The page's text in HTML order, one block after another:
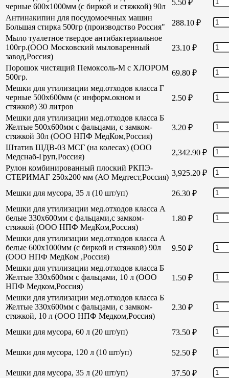
черные 600х1000мм (с биркой и стяжкой) 90л
5.50 ₽
Антинакипин для посудомоечных машин
Большая стирка 500гр (производство Россия"
288.10 ₽
Мыло туалетное твердое антибактериальное
100гр.(ООО Московский мыловаренный
завод,Россия)
23.10 ₽
Порошок чистящий Пемоксоль-М с ХЛОРОМ
500гр.
69.80 ₽
Мешки для утилизации мед.отходов класса Г
черные 500х600мм (с информ.окном и
стяжкой) 30 литров
2.50 ₽
Мешки для утилизации мед.отходов класса Б
Желтые 500х600мм с фальцами, с замком-
стяжкой 30л (ООО НПФ МедКом,Россия)
3.20 ₽
Штатив ШДВ-03 МСГ (на колесах) (ООО
Медснаб-Груп,Россия)
2,342.90 ₽
Рулон комбинированный плоский РКПЭ-
СТЕРИМАГ 250х200 мм (АО Медтест,Россия) 3,925.20 ₽
Мешки для мусора, 35 л (10 шт/уп) 26.30 ₽
Мешки для утилизации мед.отходов класса А
белые 330х600мм с фальцами,с замком-
стяжкой (ООО НПФ МедКом,Россия)
1.80 ₽
Мешки для утилизации мед.отходов класса А
белые 600х1000мм (с биркой и стяжкой) 90л
(ООО НПФ МедКом ,Россия)
9.50 ₽
Мешки для утилизации мед.отходов класса Б
Желтые 330х600мм с фальцами, 10 л (ООО
НПФ Медком,Россия)
1.50 ₽
Мешки для утилизации мед.отходов класса Б
Желтые 330х600мм с фальцами, с замком-
стяжкой, 10 л (ООО НПФ Медком,Россия)
2.30 ₽
Мешки для мусора, 60 л (20 шт/уп) 73.50 ₽
Мешки для мусора, 120 л (10 шт/уп) 52.50 ₽
Мешки для мусора, 35 л (20 шт/уп) 37.50 ₽